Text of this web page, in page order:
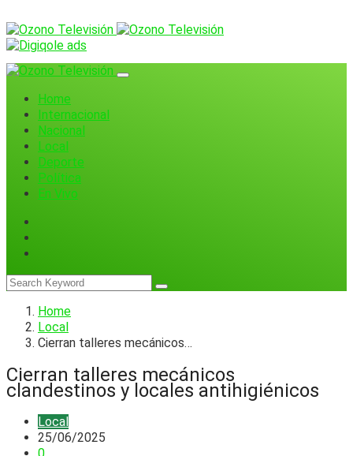
Home
Internacional
Nacional
Local
Deporte
Política
En Vivo
Home
Local
Cierran talleres mecánicos…
Cierran talleres mecánicos
clandestinos y locales antihigiénicos
Local
25/06/2025